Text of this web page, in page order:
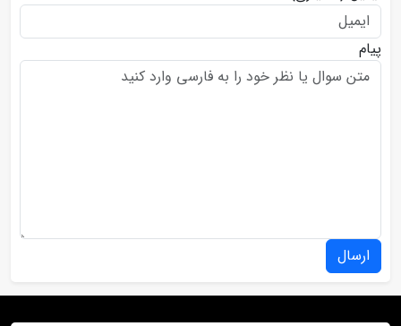
پیام
ارسال